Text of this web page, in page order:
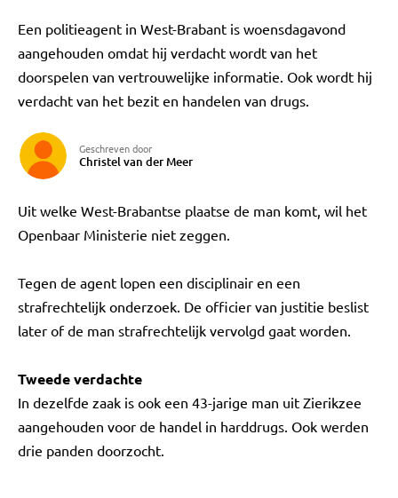
Een politieagent in West-Brabant is woensdagavond
aangehouden omdat hij verdacht wordt van het
doorspelen van vertrouwelijke informatie. Ook wordt hij
verdacht van het bezit en handelen van drugs.
Geschreven door
Christel van der Meer
Uit welke West-Brabantse plaatse de man komt, wil het
Openbaar Ministerie niet zeggen.
Tegen de agent lopen een disciplinair en een
strafrechtelijk onderzoek. De officier van justitie beslist
later of de man strafrechtelijk vervolgd gaat worden.
Tweede verdachte
In dezelfde zaak is ook een 43-jarige man uit Zierikzee
aangehouden voor de handel in harddrugs. Ook werden
drie panden doorzocht.